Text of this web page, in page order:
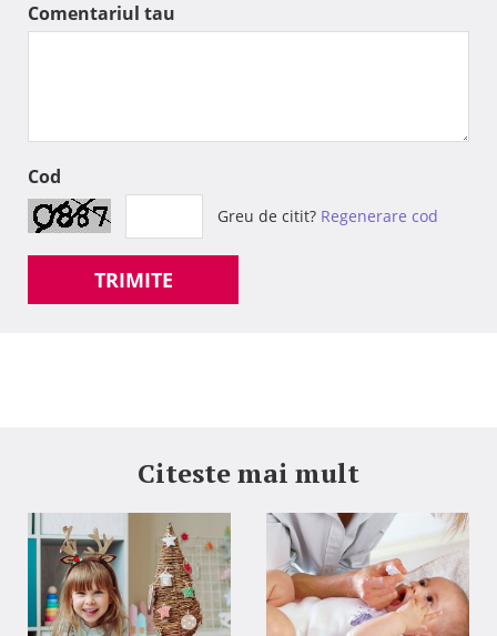
Comentariul tau
Cod
Greu de citit? Regenerare cod
TRIMITE
Citeste mai mult